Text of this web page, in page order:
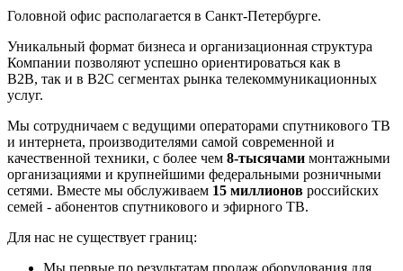
Головной офис располагается в Санкт-Петербурге.
Уникальный формат бизнеса и организационная структура
Компании позволяют успешно ориентироваться как в
В2В, так и в В2С сегментах рынка телекоммуникационных
услуг.
Мы сотрудничаем с ведущими операторами спутникового ТВ
и интернета, производителями самой современной и
качественной техники, с более чем 8-тысячами монтажными
организациями и крупнейшими федеральными розничными
сетями. Вместе мы обслуживаем 15 миллионов российских
семей - абонентов спутникового и эфирного ТВ.
Для нас не существует границ:
Мы первые по результатам продаж оборудования для